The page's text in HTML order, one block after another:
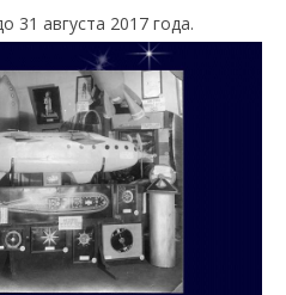
31 августа 2017 года.